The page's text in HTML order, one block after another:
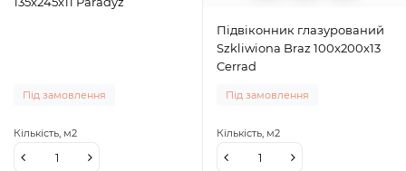
Під замовлення
Кількість, м2
Підвіконник глазурований
Szkliwiona Braz 100x200x13
Cerrad
Під замовлення
Кількість, м2